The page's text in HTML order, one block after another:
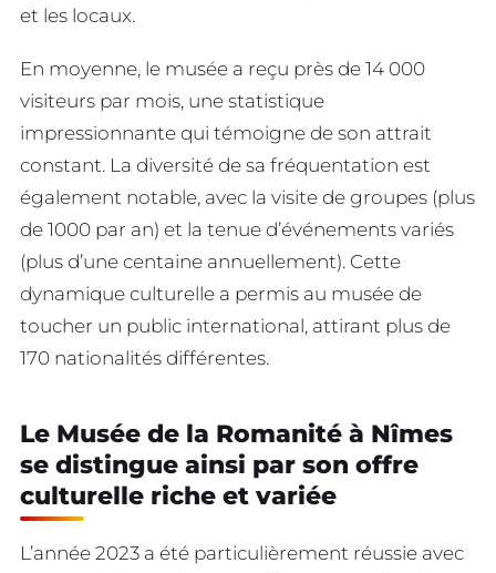
et les locaux.
En moyenne, le musée a reçu près de 14 000
visiteurs par mois, une statistique
impressionnante qui témoigne de son attrait
constant. La diversité de sa fréquentation est
également notable, avec la visite de groupes (plus
de 1000 par an) et la tenue d’événements variés
(plus d’une centaine annuellement). Cette
dynamique culturelle a permis au musée de
toucher un public international, attirant plus de
170 nationalités différentes.
Le Musée de la Romanité à Nîmes
se distingue ainsi par son offre
culturelle riche et variée
L’année 2023 a été particulièrement réussie avec